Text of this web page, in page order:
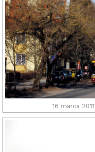
16 marca